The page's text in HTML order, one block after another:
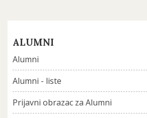
ALUMNI
Alumni
Alumni - liste
Prijavni obrazac za Alumni